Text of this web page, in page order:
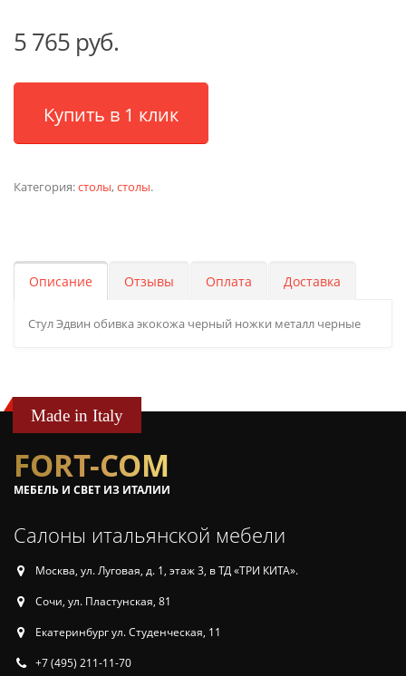
5 765 руб.
Купить в 1 клик
Категория:столы,столы.
Описание Отзывы Оплата Доставка
Стул Эдвин обивка экокожа черный ножки металл черные
Made in Italy
FORT-COM
МЕБЕЛЬ И СВЕТ ИЗ ИТАЛИИ
Салоны итальянской мебели
Москва, ул. Луговая, д. 1, этаж 3, в ТД «ТРИ КИТА».
Сочи, ул. Пластунская, 81
Екатеринбург ул. Студенческая, 11
+7 (495) 211-11-70